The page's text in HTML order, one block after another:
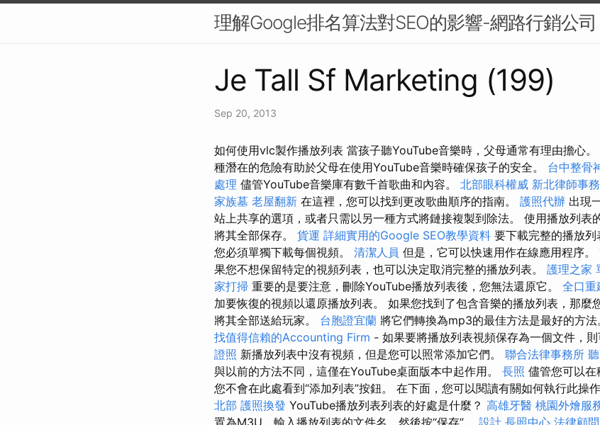
理解Google排名算法對SEO的影響-網路行銷公司
Je Tall Sf Marketing (199)
Sep 20, 2013
如何使用vlc製作播放列表 當孩子聽YouTube音樂時，父母通常有理由擔心。
種潛在的危險有助於父母在使用YouTube音樂時確保孩子的安全。 台中整骨
處理 儘管YouTube音樂庫有數千首歌曲和內容。 北部眼科權威 新北律師事
家族墓 老屋翻新 在這裡，您可以找到更改歌曲順序的指南。 護照代辦 出現
站上共享的選項，或者只需以另一種方式將鏈接複製到除法。 使用播放列表
將其全部保存。 貨運 詳細實用的Google SEO教學資料 要下載完整的播放
您必須單獨下載每個視頻。 清潔人員 但是，它可以快速用作在線應用程序。
果您不想保留特定的視頻列表，也可以決定取消完整的播放列表。 護理之家
家打掃 重要的是要注意，刪除YouTube播放列表後，您無法還原它。 全口重
加要恢復的視頻以還原播放列表。 如果您找到了包含音樂的播放列表，那麼
將其全部送給玩家。 台胞證宜蘭 將它們轉換為mp3的最佳方法是最好的方法
找值得信賴的Accounting Firm - 如果要將播放列表視頻保存為一個文件，則
證照 新播放列表中沒有視頻，但是您可以照常添加它們。 聯合法律事務所
與以前的方法不同，這僅在YouTube桌面版本中起作用。 長照 儘管您可以在
您不會在此處看到“添加列表”按鈕。 在下面，您可以閱讀有關如何執行此操
北部 護照換發 YouTube播放列表列表的好處是什麼？ 高雄牙醫 桃園外燴服
置為M3U，輸入播放列表的文件名，然後按“保存”。 設計 長照中心 法律顧問